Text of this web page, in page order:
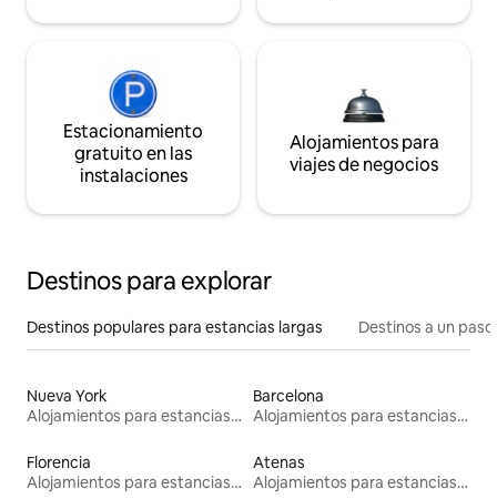
Estacionamiento
gratuito en las
instalaciones
Alojamientos para
viajes de negocios
Destinos para explorar
Destinos populares para estancias largas Destinos a un
Nueva York
Alojamientos para estancias largas
Barcelona
Alojamientos para estancias largas
Florencia
Alojamientos para estancias largas
Atenas
Alojamientos para estancias largas